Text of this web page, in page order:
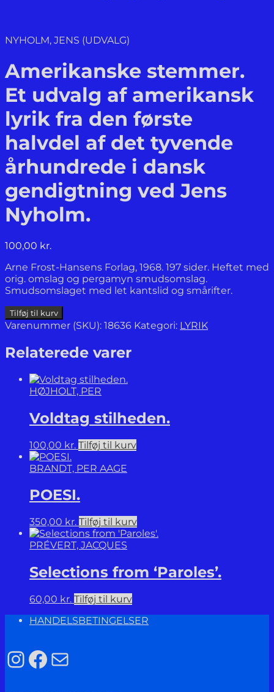
NYHOLM, JENS (UDVALG)
Amerikanske stemmer.
Et udvalg af amerikansk
lyrik fra den første
halvdel af det tyvende
århundrede i dansk
gendigtning ved Jens
Nyholm.
100,00 kr.
Arne Frost-Hansens Forlag, 1968. 197 sider. Heftet med
orig. omslag og pergamyn smudsomslag.
Smudsomslaget med let kantslid og smårifter.
Amerikanske
stemmer.
udvalg
af
lyrik
første
halvdel
tyvende
århundrede
dansk
Jens
Nyholm.
Tilføj til kurv
Varenummer (SKU): 18636 Kategori: LYRIK
Relaterede varer
HØJHOLT, PER
Voldtag stilheden.
100,00 kr. Tilføj til kurv
BRANDT, PER AAGE
POESI.
350,00 kr. Tilføj til kurv
PRÉVERT, JACQUES
Selections from ‘Paroles’.
60,00 kr. Tilføj til kurv
HANDELSBETINGELSER
Instagram
Facebook
Mail